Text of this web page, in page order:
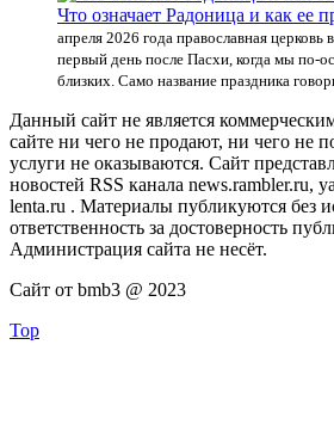
Что означает Радоница и как ее
апреля 2026 года православная церковь
первый день после Пасхи, когда мы по-
близких. Само название праздника
Данный сайт не является
сайте ни чего не продают, ни чего не
услуги не оказываются. Сайт
новостей RSS канала news.rambler.ru,
lenta.ru . Материалы публикуются без
ответственность за достоверность
Администрация сайта не несёт.
Сайт от bmb3 @ 2023
Top